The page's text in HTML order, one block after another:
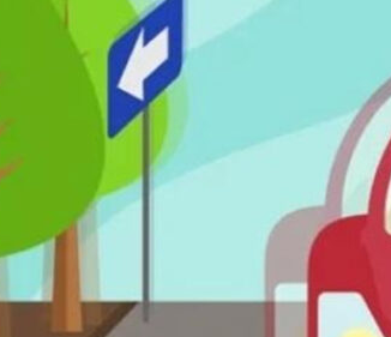
[ 2026-05-27 ]
【英國】政府
[ 2026-05-24 ]
UBER 香港七
[ 2026-07-14 ]
荃灣路荔景新
小鵬汽車香港
私家車
日本首相專車
[ 2026-06-12 ] 「香港車仔展